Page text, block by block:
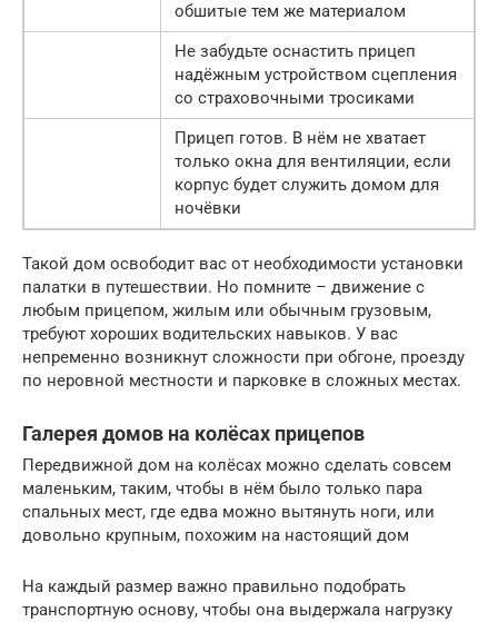
обшитые тем же материалом
Не забудьте оснастить прицеп
надёжным устройством сцепления
со страховочными тросиками
Прицеп готов. В нём не хватает
только окна для вентиляции, если
корпус будет служить домом для
ночёвки
Такой дом освободит вас от необходимости установки
палатки в путешествии. Но помните – движение с
любым прицепом, жилым или обычным грузовым,
требуют хороших водительских навыков. У вас
непременно возникнут сложности при обгоне, проезду
по неровной местности и парковке в сложных местах.
Галерея домов на колёсах прицепов
Передвижной дом на колёсах можно сделать совсем
маленьким, таким, чтобы в нём было только пара
спальных мест, где едва можно вытянуть ноги, или
довольно крупным, похожим на настоящий дом
На каждый размер важно правильно подобрать
транспортную основу, чтобы она выдержала нагрузку